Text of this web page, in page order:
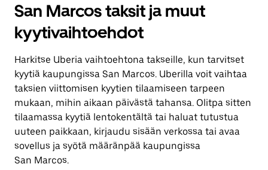
San Marcos taksit ja muut
kyytivaihtoehdot
Harkitse Uberia vaihtoehtona takseille, kun tarvitset
kyytiä kaupungissa San Marcos. Uberilla voit vaihtaa
taksien viittomisen kyytien tilaamiseen tarpeen
mukaan, mihin aikaan päivästä tahansa. Olitpa sitten
tilaamassa kyytiä lentokentältä tai haluat tutustua
uuteen paikkaan, kirjaudu sisään verkossa tai avaa
sovellus ja syötä määränpää kaupungissa
San Marcos.